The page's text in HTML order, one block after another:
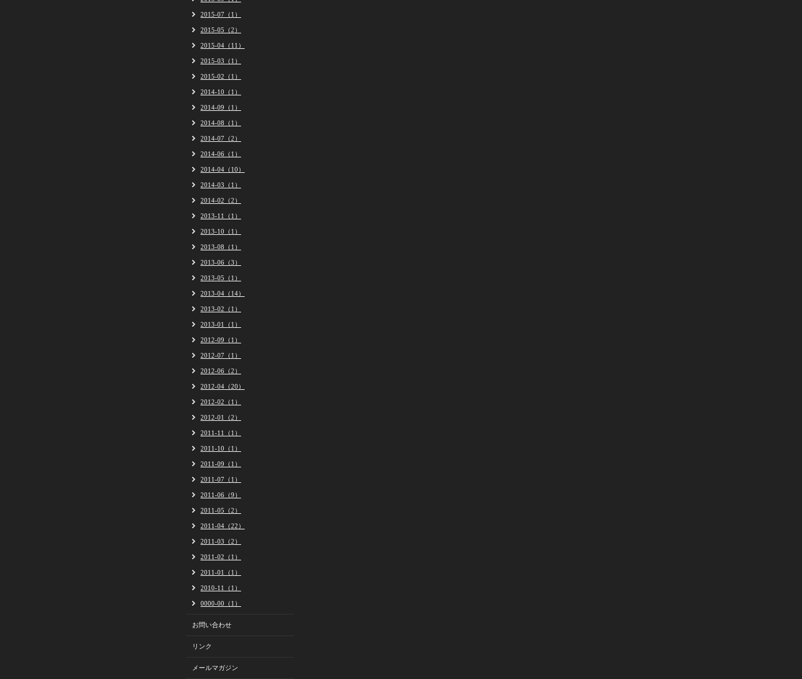
2015-07（1）
2015-05（2）
2015-04（11）
2015-03（1）
2015-02（1）
2014-10（1）
2014-09（1）
2014-08（1）
2014-07（2）
2014-06（1）
2014-04（10）
2014-03（1）
2014-02（2）
2013-11（1）
2013-10（1）
2013-08（1）
2013-06（3）
2013-05（1）
2013-04（14）
2013-02（1）
2013-01（1）
2012-09（1）
2012-07（1）
2012-06（2）
2012-04（20）
2012-02（1）
2012-01（2）
2011-11（1）
2011-10（1）
2011-09（1）
2011-07（1）
2011-06（9）
2011-05（2）
2011-04（22）
2011-03（2）
2011-02（1）
2011-01（1）
2010-11（1）
0000-00（1）
お問い合わせ
リンク
メールマガジン